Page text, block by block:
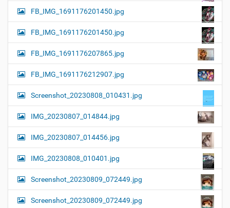
FB_IMG_1691176201450.jpg
FB_IMG_1691176201450.jpg
FB_IMG_1691176207865.jpg
FB_IMG_1691176212907.jpg
Screenshot_20230808_010431.jpg
IMG_20230807_014844.jpg
IMG_20230807_014456.jpg
IMG_20230808_010401.jpg
Screenshot_20230809_072449.jpg
Screenshot_20230809_072449.jpg